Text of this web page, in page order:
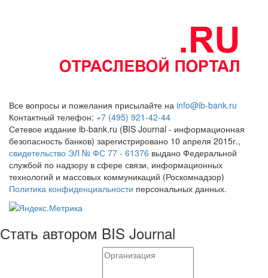
Все вопросы и пожелания присылайте на info@ib-bank.ru
Контактный телефон: +7 (495) 921-42-44
Сетевое издание ib-bank.ru (BIS Journal - информационная
безопасность банков) зарегистрировано 10 апреля 2015г.,
свидетельство ЭЛ № ФС 77 - 61376 выдано Федеральной
службой по надзору в сфере связи, информационных
технологий и массовых коммуникаций (Роскомнадзор)
Политика конфиденциальности персональных данных.
Стать автором BIS Journal